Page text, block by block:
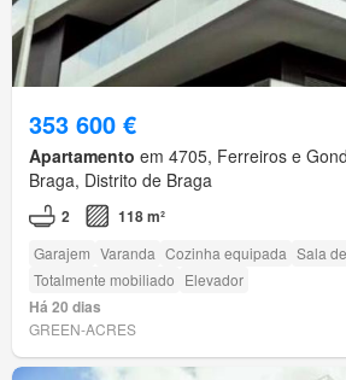
353 600 €
Apartamento em 4705, Ferreiros e
Braga, Distrito de Braga
2 118 m²
Garajem Varanda Cozinha equipada Sala
Totalmente mobiliado Elevador
Há 20 dias
GREEN-ACRES